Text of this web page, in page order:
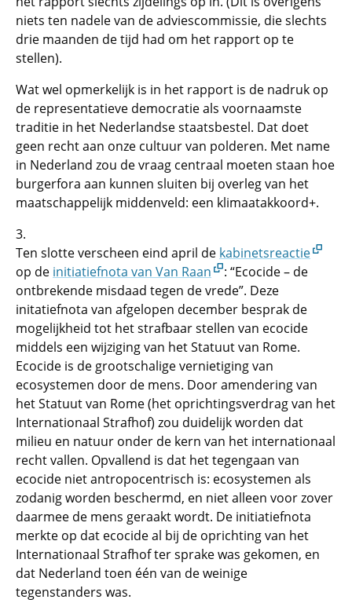
niets ten nadele van de adviescommissie, die slechts
drie maanden de tijd had om het rapport op te
stellen).
Wat wel opmerkelijk is in het rapport is de nadruk op
de representatieve democratie als voornaamste
traditie in het Nederlandse staatsbestel. Dat doet
geen recht aan onze cultuur van polderen. Met name
in Nederland zou de vraag centraal moeten staan hoe
burgerfora aan kunnen sluiten bij overleg van het
maatschappelijk middenveld: een klimaatakkoord+.
3.
Ten slotte verscheen eind april de kabinetsreactie
op de initiatiefnota van Van Raan
: “Ecocide – de
ontbrekende misdaad tegen de vrede”. Deze
initatiefnota van afgelopen december besprak de
mogelijkheid tot het strafbaar stellen van ecocide
middels een wijziging van het Statuut van Rome.
Ecocide is de grootschalige vernietiging van
ecosystemen door de mens. Door amendering van
het Statuut van Rome (het oprichtingsverdrag van het
Internationaal Strafhof) zou duidelijk worden dat
milieu en natuur onder de kern van het internationaal
recht vallen. Opvallend is dat het tegengaan van
ecocide niet antropocentrisch is: ecosystemen als
zodanig worden beschermd, en niet alleen voor zover
daarmee de mens geraakt wordt. De initiatiefnota
merkte op dat ecocide al bij de oprichting van het
Internationaal Strafhof ter sprake was gekomen, en
dat Nederland toen één van de weinige
tegenstanders was.